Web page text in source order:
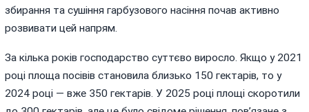
збирання та сушіння гарбузового насіння почав активно
розвивати цей напрям.
За кілька років господарство суттєво виросло. Якщо у 2021
році площа посівів становила близько 150 гектарів, то у
2024 році — вже 350 гектарів. У 2025 році площі скоротили